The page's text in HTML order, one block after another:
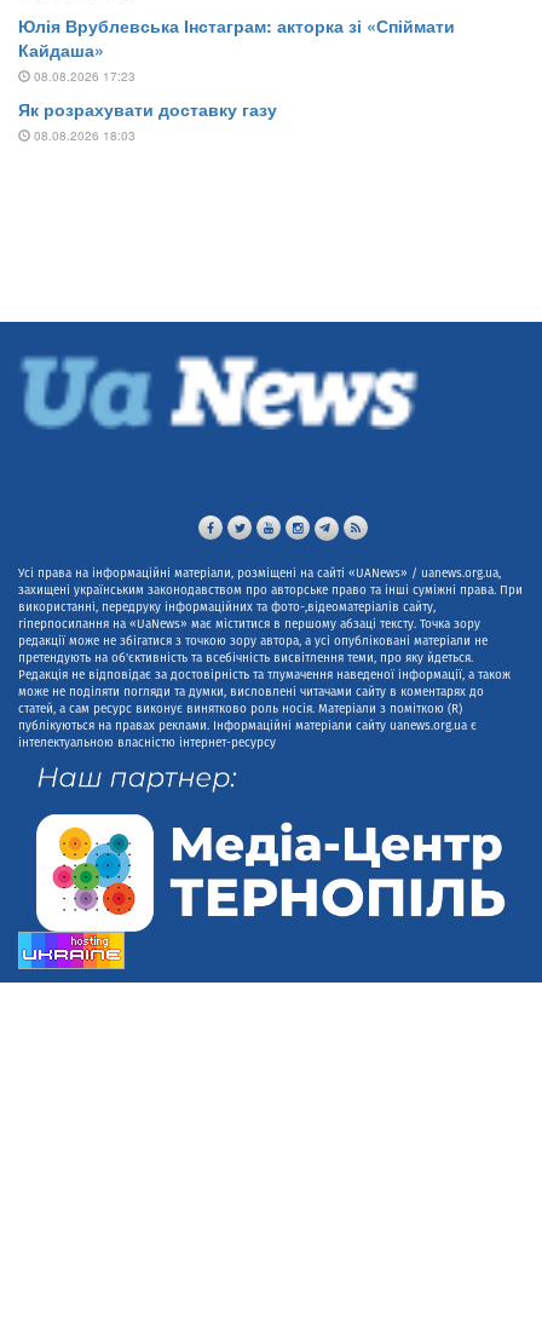
Усі права на інформаційні матеріали, розміщені на сайті «UANews» / uanews.org.ua,
захищені українським законодавством про авторське право та інші суміжні права. При
використанні, передруку інформаційних та фото-,відеоматеріалів сайту,
гіперпосилання на «UaNews» має міститися в першому абзаці тексту. Точка зору
редакції може не збігатися з точкою зору автора, а усі опубліковані матеріали не
претендують на об'єктивність та всебічність висвітлення теми, про яку йдеться.
Редакція не відповідає за достовірність та тлумачення наведеної інформації, а також
може не поділяти погляди та думки, висловлені читачами сайту в коментарях до
статей, а сам ресурс виконує винятково роль носія. Матеріали з поміткою (R)
публікуються на правах реклами. Інформаційні матеріали сайту uanews.org.ua є
інтелектуальною власністю інтернет-ресурсу